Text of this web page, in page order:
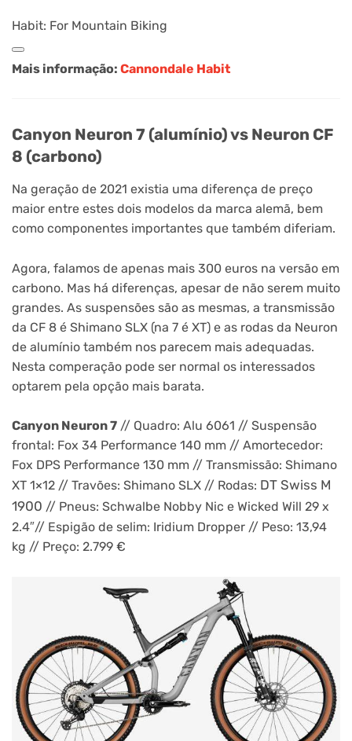
Habit: For Mountain Biking
Mais informação: Cannondale Habit
Canyon Neuron 7 (alumínio) vs Neuron CF
8 (carbono)
Na geração de 2021 existia uma diferença de preço
maior entre estes dois modelos da marca alemã, bem
como componentes importantes que também diferiam.
Agora, falamos de apenas mais 300 euros na versão em
carbono. Mas há diferenças, apesar de não serem muito
grandes. As suspensões são as mesmas, a transmissão
da CF 8 é Shimano SLX (na 7 é XT) e as rodas da Neuron
de alumínio também nos parecem mais adequadas.
Nesta comperação pode ser normal os interessados
optarem pela opção mais barata.
Canyon Neuron 7 // Quadro: Alu 6061 // Suspensão
frontal: Fox 34 Performance 140 mm // Amortecedor:
Fox DPS Performance 130 mm // Transmissão: Shimano
XT 1×12 // Travões: Shimano SLX // Rodas: DT Swiss M
1900 // Pneus: Schwalbe Nobby Nic e Wicked Will 29 x
2.4″// Espigão de selim: Iridium Dropper // Peso: 13,94
kg // Preço: 2.799 €